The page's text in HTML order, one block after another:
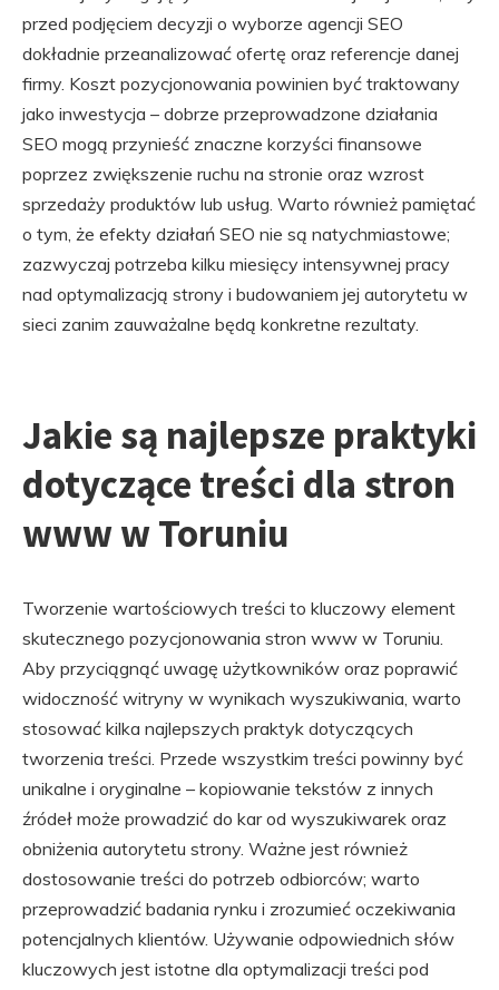
przed podjęciem decyzji o wyborze agencji SEO
dokładnie przeanalizować ofertę oraz referencje danej
firmy. Koszt pozycjonowania powinien być traktowany
jako inwestycja – dobrze przeprowadzone działania
SEO mogą przynieść znaczne korzyści finansowe
poprzez zwiększenie ruchu na stronie oraz wzrost
sprzedaży produktów lub usług. Warto również pamiętać
o tym, że efekty działań SEO nie są natychmiastowe;
zazwyczaj potrzeba kilku miesięcy intensywnej pracy
nad optymalizacją strony i budowaniem jej autorytetu w
sieci zanim zauważalne będą konkretne rezultaty.
Jakie są najlepsze praktyki
dotyczące treści dla stron
www w Toruniu
Tworzenie wartościowych treści to kluczowy element
skutecznego pozycjonowania stron www w Toruniu.
Aby przyciągnąć uwagę użytkowników oraz poprawić
widoczność witryny w wynikach wyszukiwania, warto
stosować kilka najlepszych praktyk dotyczących
tworzenia treści. Przede wszystkim treści powinny być
unikalne i oryginalne – kopiowanie tekstów z innych
źródeł może prowadzić do kar od wyszukiwarek oraz
obniżenia autorytetu strony. Ważne jest również
dostosowanie treści do potrzeb odbiorców; warto
przeprowadzić badania rynku i zrozumieć oczekiwania
potencjalnych klientów. Używanie odpowiednich słów
kluczowych jest istotne dla optymalizacji treści pod